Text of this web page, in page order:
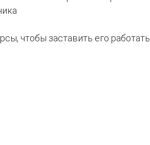
чтобы заставить его работать